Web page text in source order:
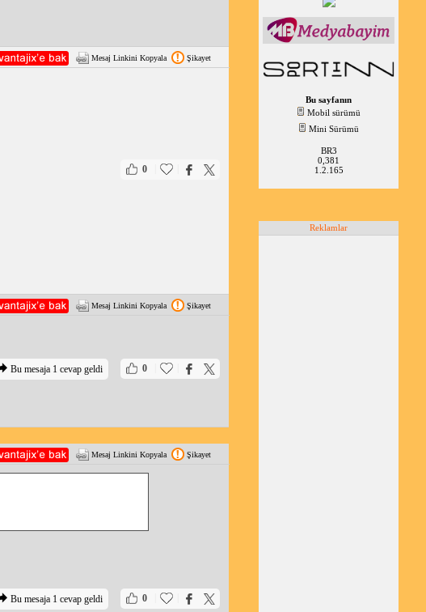
Mesaj Linkini Kopyala Şikayet
0
Mesaj Linkini Kopyala Şikayet
0
Bu mesaja 1 cevap geldi
Mesaj Linkini Kopyala Şikayet
0
Bu mesaja 1 cevap geldi
Bu sayfanın
Mobil sürümü
Mini Sürümü
BR3
0,381
1.2.165
Reklamlar